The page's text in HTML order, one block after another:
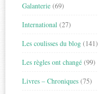
Galanterie (69)
International (27)
Les coulisses du blog (141)
Les règles ont changé (99)
Livres – Chroniques (75)